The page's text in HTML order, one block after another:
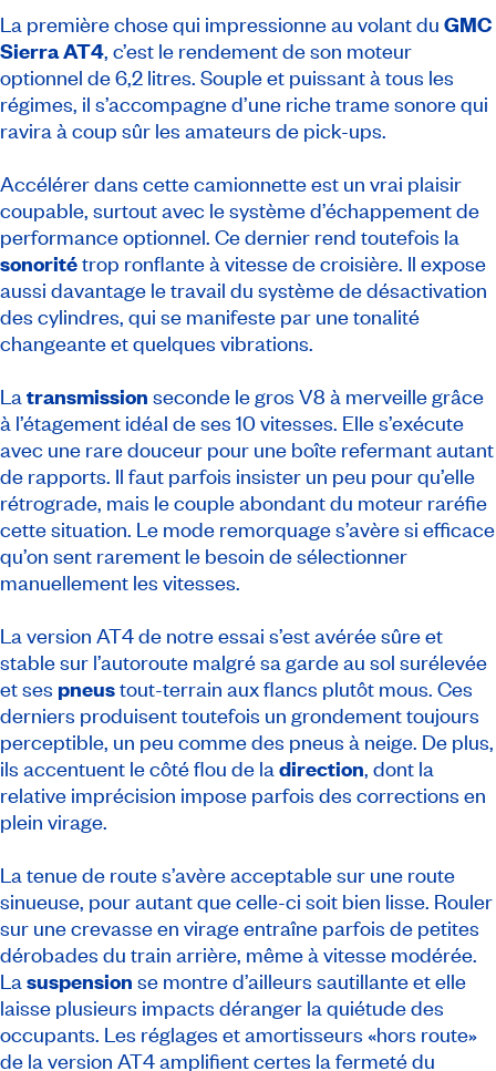
La première chose qui impressionne au volant du GMC
Sierra AT4, c’est le rendement de son moteur
optionnel de 6,2 litres. Souple et puissant à tous les
régimes, il s’accompagne d’une riche trame sonore qui
ravira à coup sûr les amateurs de pick-ups.
Accélérer dans cette camionnette est un vrai plaisir
coupable, surtout avec le système d’échappement de
performance optionnel. Ce dernier rend toutefois la
sonoritétrop ronflante à vitesse de croisière. Il expose
aussi davantage le travail du système de désactivation
des cylindres, qui se manifeste par une tonalité
changeante et quelques vibrations.
Latransmission seconde le gros V8 à merveille grâce
à l’étagement idéal de ses 10 vitesses. Elle s’exécute
avec une rare douceur pour une boîte refermant autant
de rapports. Il faut parfois insister un peu pour qu’elle
rétrograde, mais le couple abondant du moteur raréfie
cette situation. Le mode remorquage s’avère si efficace
qu’on sent rarement le besoin de sélectionner
manuellement les vitesses.
La version AT4 de notre essai s’est avérée sûre et
stable sur l’autoroute malgré sa garde au sol surélevée
et ses pneustout-terrain aux flancs plutôt mous. Ces
derniers produisent toutefois un grondement toujours
perceptible, un peu comme des pneus à neige. De plus,
ils accentuent le côté flou de ladirection, dont la
relative imprécision impose parfois des corrections en
plein virage.
La tenue de route s’avère acceptable sur une route
sinueuse, pour autant que celle-ci soit bien lisse. Rouler
sur une crevasse en virage entraîne parfois de petites
dérobades du train arrière, même à vitesse modérée.
Lasuspension se montre d’ailleurs sautillante et elle
laisse plusieurs impacts déranger la quiétude des
occupants. Les réglages et amortisseurs «hors route»
de la version AT4 amplifient certes la fermeté du